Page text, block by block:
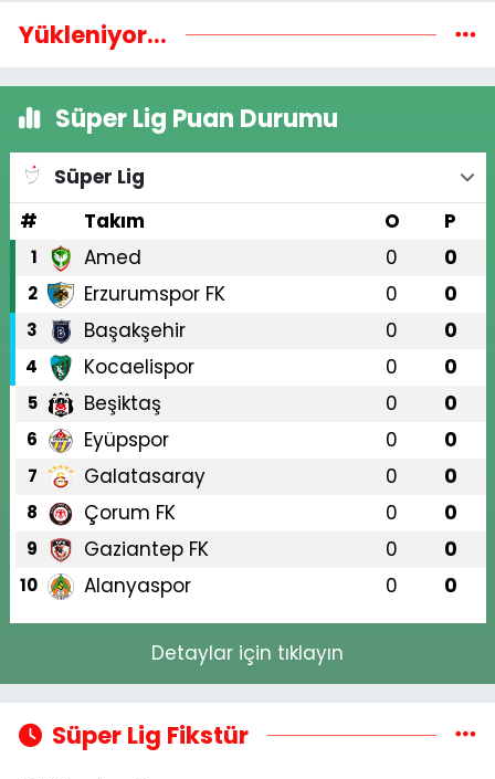
Yükleniyor...
Süper Lig Puan Durumu
Süper Lig
#
Takım O P
1 Amed 0 0
2 Erzurumspor FK 0 0
3 Başakşehir 0 0
4 Kocaelispor 0 0
5 Beşiktaş 0 0
6 Eyüpspor 0 0
7 Galatasaray 0 0
8 Çorum FK 0 0
9 Gaziantep FK 0 0
10 Alanyaspor 0 0
Detaylar için tıklayın
Süper Lig Fikstür